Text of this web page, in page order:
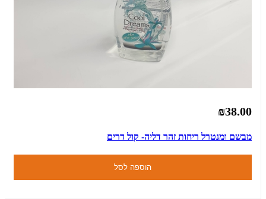
₪38.00
מבשם ומנטרל ריחות זהר דליה- קול דרים
הוספה לסל